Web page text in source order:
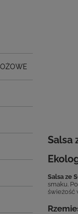
Salsa
Salsa ze
smaku.
świeżość